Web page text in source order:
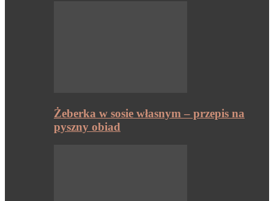
Żeberka w sosie własnym – przepis na
pyszny obiad